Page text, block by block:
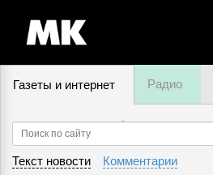
Газеты и интернет Радио
9 августа,
Текст новости Комментарии